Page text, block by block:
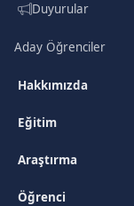
Duyurular
Aday Öğrenciler
Hakkımızda
Eğitim
Araştırma
Öğrenci